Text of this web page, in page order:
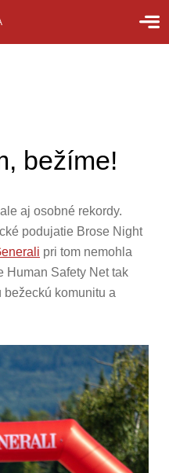
bežíme!
aj osobné rekordy.
podujatie Brose Night
pri tom nemohla
Human Safety Net tak
komunitu a